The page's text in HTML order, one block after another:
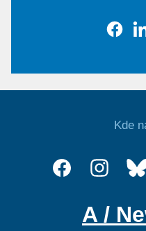
Kde
A /